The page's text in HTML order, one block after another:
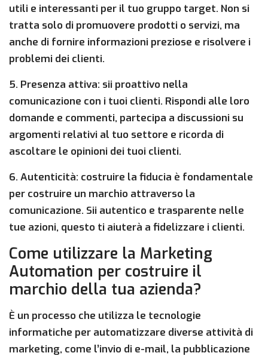
utili e interessanti per il tuo gruppo target. Non si
tratta solo di promuovere prodotti o servizi, ma
anche di fornire informazioni preziose e risolvere i
problemi dei clienti.
5. Presenza attiva: sii proattivo nella
comunicazione con i tuoi clienti. Rispondi alle loro
domande e commenti, partecipa a discussioni su
argomenti relativi al tuo settore e ricorda di
ascoltare le opinioni dei tuoi clienti.
6. Autenticità: costruire la fiducia è fondamentale
per costruire un marchio attraverso la
comunicazione. Sii autentico e trasparente nelle
tue azioni, questo ti aiuterà a fidelizzare i clienti.
Come utilizzare la Marketing
Automation per costruire il
marchio della tua azienda?
È un processo che utilizza le tecnologie
informatiche per automatizzare diverse attività di
marketing, come l’invio di e-mail, la pubblicazione